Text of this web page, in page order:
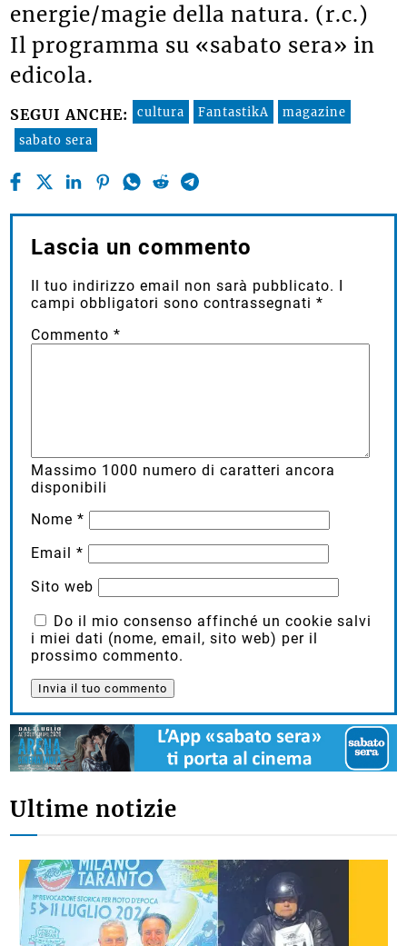
energie/magie della natura. (r.c.)
Il programma su «sabato sera» in
edicola.
SEGUI ANCHE: cultura FantastikA
magazine
sabato sera
Lascia un commento
Il tuo indirizzo email non sarà pubblicato.
campi obbligatori sono contrassegnati*
Commento*
Massimo 1000 numero di caratteri ancora
disponibili
Nome*
Email*
Sito web
Do il mio consenso affinché un cookie salvi
i miei dati (nome, email, sito web) per il
prossimo commento.
Ultime notizie